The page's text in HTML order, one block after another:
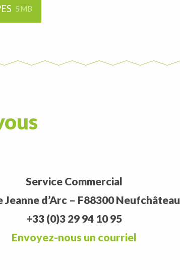
5MB
Service Commercial
Jeanne d’Arc – F88300 Neufchâteau
+33 (0)3 29 94 10 95
Envoyez-nous un courriel